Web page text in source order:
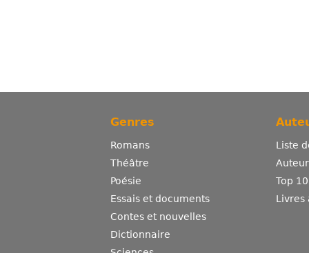
Genres
Romans
Théâtre
Poésie
Essais et documents
Contes et nouvelles
Dictionnaire
Liste
Top
Livres